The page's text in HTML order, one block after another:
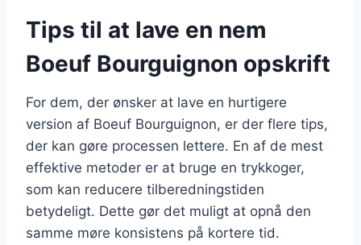
Tips til at lave en nem
Boeuf Bourguignon opskrift
For dem, der ønsker at lave en hurtigere
version af Boeuf Bourguignon, er der flere tips,
der kan gøre processen lettere. En af de mest
effektive metoder er at bruge en trykkoger,
som kan reducere tilberedningstiden
betydeligt. Dette gør det muligt at opnå den
samme møre konsistens på kortere tid.